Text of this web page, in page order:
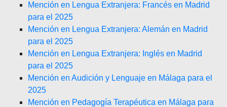
Mención en Lengua Extranjera: Francés en Madrid
para el 2025
Mención en Lengua Extranjera: Alemán en Madrid
para el 2025
Mención en Lengua Extranjera: Inglés en Madrid
para el 2025
Mención en Audición y Lenguaje en Málaga para el
2025
Mención en Pedagogía Terapéutica en Málaga para